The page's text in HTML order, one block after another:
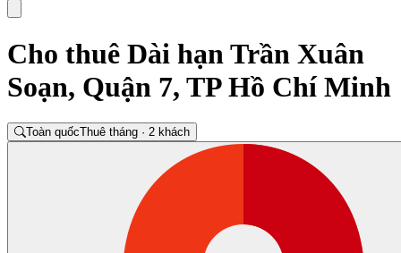
Cho thuê Dài hạn Trần Xuân
Soạn, Quận 7, TP Hồ Chí Minh
Toàn quốcThuê tháng · 2 khách